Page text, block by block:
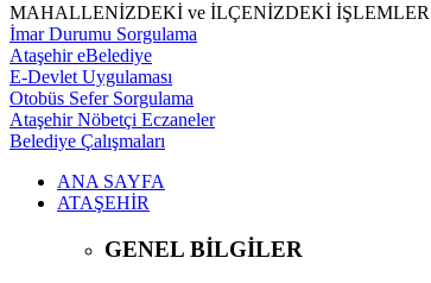
MAHALLENİZDEKİ ve İLÇENİZDEKİ İŞLEMLER
İmar Durumu Sorgulama
Ataşehir eBelediye
E-Devlet Uygulaması
Otobüs Sefer Sorgulama
Ataşehir Nöbetçi Eczaneler
Belediye Çalışmaları
ANA SAYFA
ATAŞEHİR
GENEL BİLGİLER